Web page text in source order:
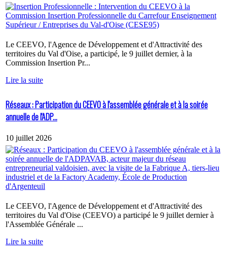
Le CEEVO, l'Agence de Développement et d'Attractivité des
territoires du Val d'Oise, a participé, le 9 juillet dernier, à la
Commission Insertion Pr...
Lire la suite
Réseaux : Participation du CEEVO à l'assemblée générale et à la soirée
annuelle de l'ADP...
10 juillet 2026
Le CEEVO, l'Agence de Développement et d'Attractivité des
territoires du Val d'Oise (CEEVO) a participé le 9 juillet dernier à
l'Assemblée Générale ...
Lire la suite